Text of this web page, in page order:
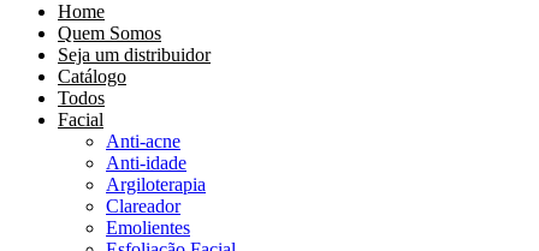
Home
Quem Somos
Seja um distribuidor
Catálogo
Todos
Facial
Anti-acne
Anti-idade
Argiloterapia
Clareador
Emolientes